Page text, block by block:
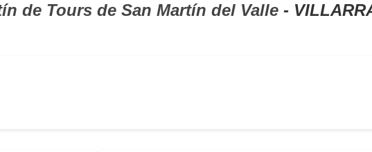
de Tours de San Martín del Valle -